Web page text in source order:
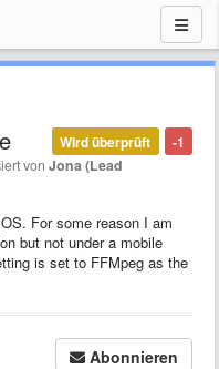
-1
Wird überprüft
vonJona (Lead
For some reason I am
but not under a mobile
is set to FFMpeg as the
Abonnieren